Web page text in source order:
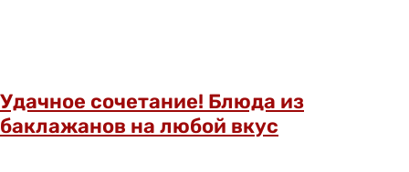
Удачное сочетание! Блюда из
баклажанов на любой вкус